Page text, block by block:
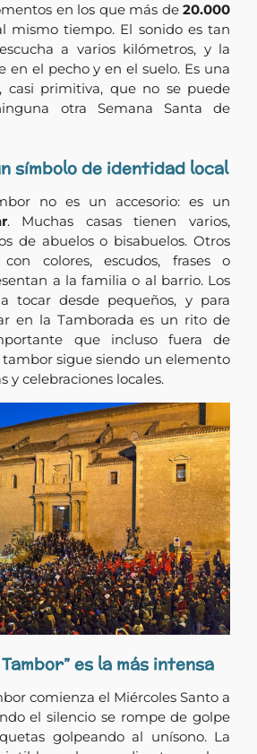
en los que más de 20.000
mismo tiempo. El sonido es tan
a varios kilómetros, y la
en el pecho y en el suelo. Es una
casi primitiva, que no se puede
otra Semana Santa de
símbolo de identidad local
no es un accesorio: es un
. Muchas casas tienen varios,
de abuelos o bisabuelos. Otros
colores, escudos, frases o
a la familia o al barrio. Los
tocar desde pequeños, y para
en la Tamborada es un rito de
que incluso fuera de
tambor sigue siendo un elemento
y celebraciones locales.
es la más intensa
comienza el Miércoles Santo a
el silencio se rompe de golpe
golpeando al unísono. La